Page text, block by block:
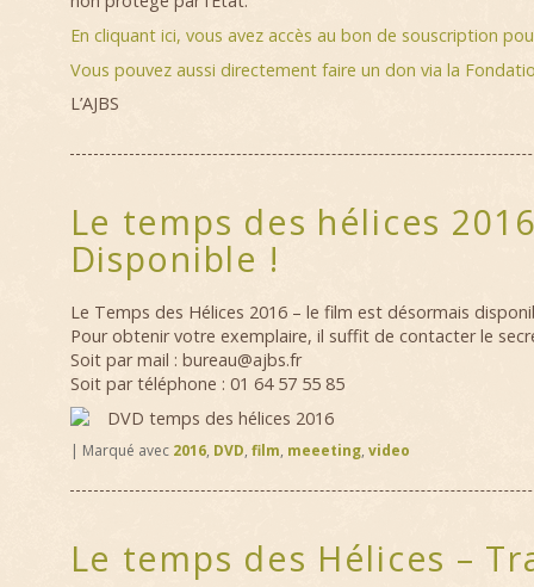
En cliquant ici, vous avez accès au bon de souscription
Vous pouvez aussi directement faire un don via la
L’AJBS
Le temps des hélices
Disponible !
Le Temps des Hélices 2016 – le film est désormais
Pour obtenir votre exemplaire, il suffit de contacter le
Soit par mail : bureau@ajbs.fr
Soit par téléphone : 01 64 57 55 85
DVD temps des hélices 2016
Marqué avec 2016, DVD, film, meeeting, video
Le temps des Hélices –